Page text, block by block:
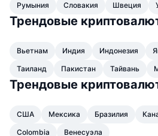
Румыния
Словакия Швеция
Трендовые
Вьетнам Индия Индонезия
Таиланд
Пакистан Тайвань
Трендовые
США Мексика Бразилия
Colombia
Венесуэла